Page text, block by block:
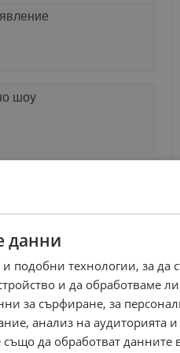
шоу
данни
подобни технологии, за да
и да обработваме
за сърфиране, за
анализ на аудиторията
да обработват данните